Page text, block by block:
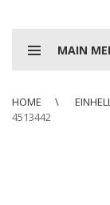
MAIN
HOME
4513442